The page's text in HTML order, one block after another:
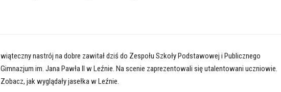
wiąteczny nastrój na dobre zawitał dziś do Zespołu Szkoły Podstawowej i Publicznego
Gimnazjum im. Jana Pawła II w Leźnie. Na scenie zaprezentowali się utalentowani uczniowie.
Zobacz, jak wyglądały jasełka w Leźnie.